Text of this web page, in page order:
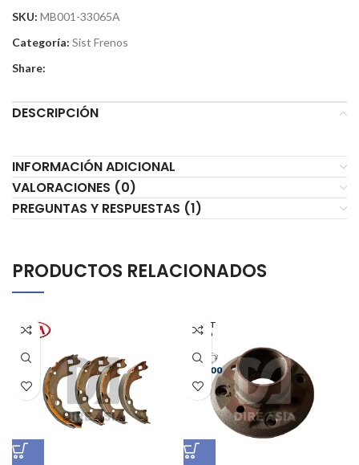
SKU: MB001-33065A
Categoría: Sist Frenos
Share:
DESCRIPCIÓN
INFORMACIÓN ADICIONAL
VALORACIONES (0)
PREGUNTAS Y RESPUESTAS (1)
PRODUCTOS RELACIONADOS
AGOT
ADO